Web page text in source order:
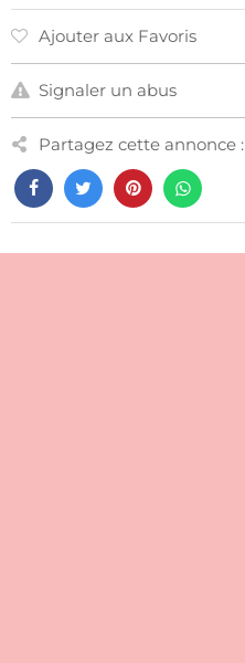
Ajouter aux Favoris
Signaler un abus
Partagez cette annonce :